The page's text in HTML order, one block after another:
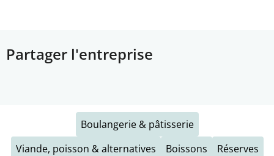
Partager l'entreprise
Boulangerie & pâtisserie
Viande, poisson & alternatives
Boissons
Réserves